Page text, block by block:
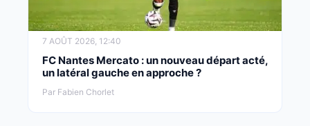
7 AOÛT 2026, 12:40
FC Nantes Mercato : un nouveau départ acté,
un latéral gauche en approche ?
Par Fabien Chorlet